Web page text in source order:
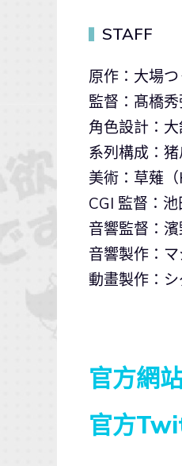
STAFF
原作：大場つ
監督：髙橋
角色設計：
系列構成：
美術：草薙（
CGI 監督：
音響監督：
音響製作：
動畫製作：
官方網
官方